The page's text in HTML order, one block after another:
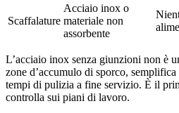
Scaffalature
Acciaio inox o
materiale non
assorbente
L’acciaio inox senza giunzioni non è
zone d’accumulo di sporco,
tempi di pulizia a fine servizio. È il
controlla sui piani di lavoro.